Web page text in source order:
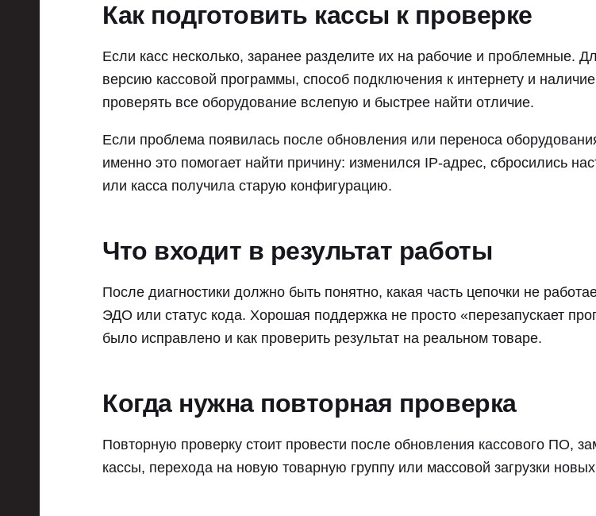
Как подготовить кассы к проверке
Если касс несколько, заранее разделите их на рабочие и проблемные.
версию кассовой программы, способ подключения к интернету и
проверять все оборудование вслепую и быстрее найти отличие.
Если проблема появилась после обновления или переноса
именно это помогает найти причину: изменился IP-адрес, сбросились
или касса получила старую конфигурацию.
Что входит в результат работы
После диагностики должно быть понятно, какая часть цепочки не
ЭДО или статус кода. Хорошая поддержка не просто «перезапускает
было исправлено и как проверить результат на реальном товаре.
Когда нужна повторная проверка
Повторную проверку стоит провести после обновления кассового ПО,
кассы, перехода на новую товарную группу или массовой загрузки новых